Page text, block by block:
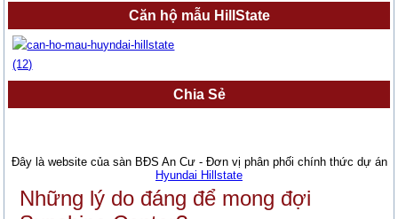
Căn hộ mẫu HillState
Chia Sẻ
Đây là website của sàn BĐS An Cư - Đơn vị phân phối chính thức dự án
Hyundai Hillstate
Những lý do đáng để mong đợi